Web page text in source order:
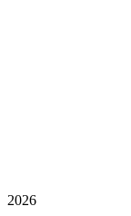
2026